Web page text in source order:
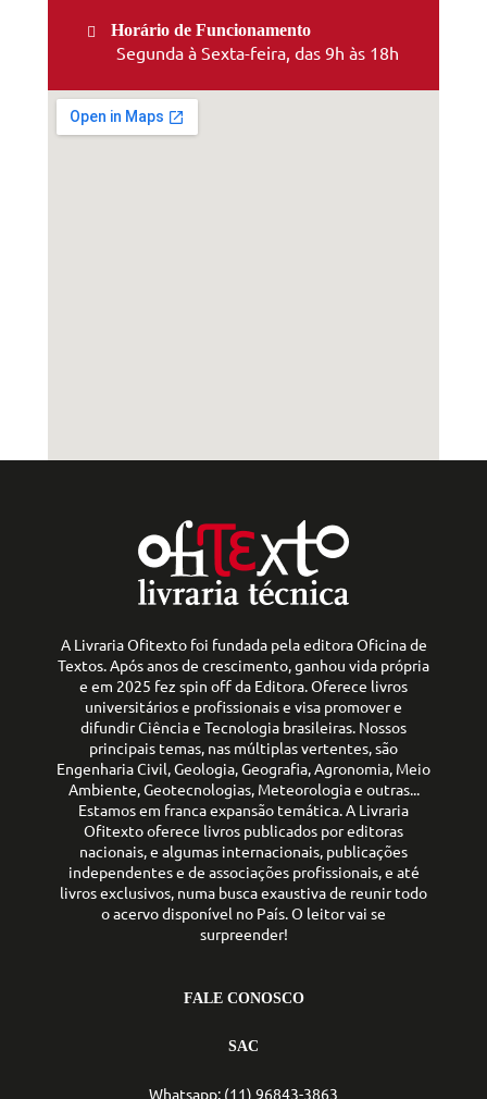
Horário de Funcionamento
Segunda à Sexta-feira, das 9h às 18h
A Livraria Ofitexto foi fundada pela editora Oficina de
Textos. Após anos de crescimento, ganhou vida própria
e em 2025 fez spin off da Editora. Oferece livros
universitários e profissionais e visa promover e
difundir Ciência e Tecnologia brasileiras. Nossos
principais temas, nas múltiplas vertentes, são
Engenharia Civil, Geologia, Geografia, Agronomia, Meio
Ambiente, Geotecnologias, Meteorologia e outras...
Estamos em franca expansão temática. A Livraria
Ofitexto oferece livros publicados por editoras
nacionais, e algumas internacionais, publicações
independentes e de associações profissionais, e até
livros exclusivos, numa busca exaustiva de reunir todo
o acervo disponível no País. O leitor vai se
surpreender!
FALE CONOSCO
SAC
Whatsapp: (11) 96843-3863